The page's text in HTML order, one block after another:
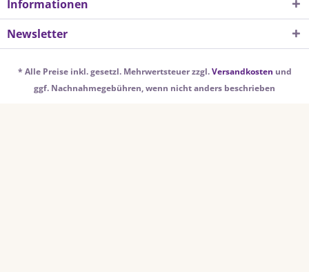
Informationen
Newsletter
* Alle Preise inkl. gesetzl. Mehrwertsteuer zzgl.Versandkosten und
ggf. Nachnahmegebühren, wenn nicht anders beschrieben